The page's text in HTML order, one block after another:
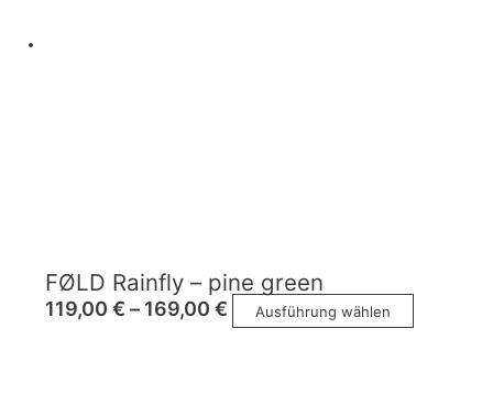
FØLD Rainfly – pine green
119,00€ – 169,00€ Ausführung wählen